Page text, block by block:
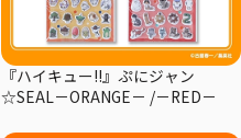
『ハイキュー!!』ぷにジャン
☆SEAL－ORANGE－ /－RED－